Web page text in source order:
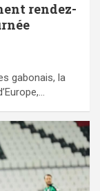
rendez-
gabonais, la